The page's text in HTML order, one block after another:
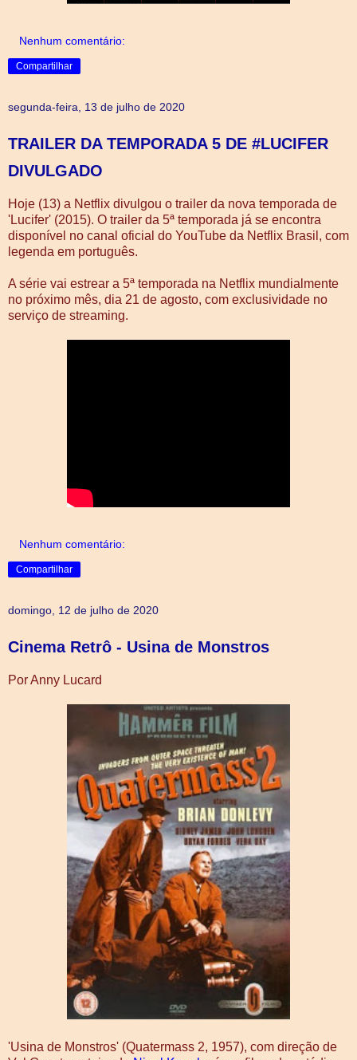
Nenhum comentário:
Compartilhar
segunda-feira, 13 de julho de 2020
TRAILER DA TEMPORADA 5 DE #LUCIFER
DIVULGADO
Hoje (13) a Netflix divulgou o trailer da nova temporada de
'Lucifer' (2015). O trailer da 5ª temporada já se encontra
disponível no canal oficial do YouTube da Netflix Brasil, com
legenda em português.
A série vai estrear a 5ª temporada na Netflix mundialmente
no próximo mês, dia 21 de agosto, com exclusividade no
serviço de streaming.
Nenhum comentário:
Compartilhar
domingo, 12 de julho de 2020
Cinema Retrô - Usina de Monstros
Por Anny Lucard
'Usina de Monstros' (Quatermass 2, 1957), com direção de